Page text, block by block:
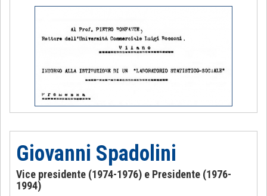
Giovanni Spadolini
Vice presidente (1974-1976) e Presidente (1976-
1994)